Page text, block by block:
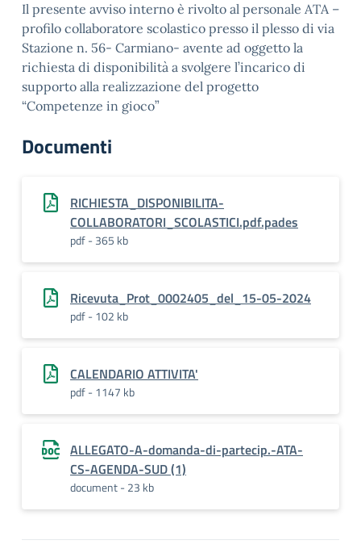
Il presente avviso interno è rivolto al personale ATA –
profilo collaboratore scolastico presso il plesso di via
Stazione n. 56- Carmiano- avente ad oggetto la
richiesta di disponibilità a svolgere l’incarico di
supporto alla realizzazione del progetto
“Competenze in gioco”
Documenti
RICHIESTA_DISPONIBILITA-
COLLABORATORI_SCOLASTICI.pdf.pades
pdf - 365 kb
Ricevuta_Prot_0002405_del_15-05-2024
pdf - 102 kb
CALENDARIO ATTIVITA'
pdf - 1147 kb
ALLEGATO-A-domanda-di-partecip.-ATA-
CS-AGENDA-SUD (1)
document - 23 kb